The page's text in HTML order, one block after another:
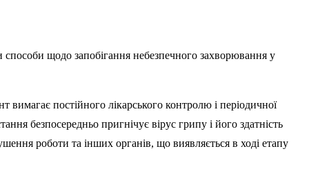
щодо запобігання небезпечного захворювання у
вимагає постійного лікарського контролю і періодичної
безпосередньо пригнічує вірус грипу і його здатність
роботи та інших органів, що виявляється в ході етапу